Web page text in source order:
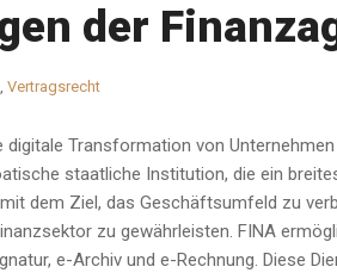
der
, Vertragsrecht
Transformation von
staatliche Institution, die ein
dem Ziel, das Geschäftsumfeld zu
zu gewährleisten. FINA
e-Archiv und e-Rechnung. Diese